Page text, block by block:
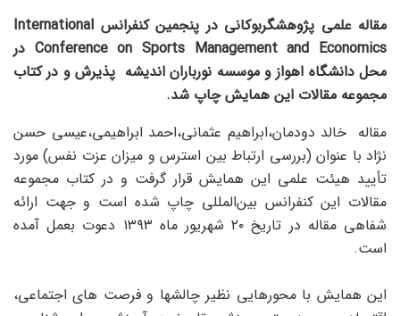
مقاله علمی پژوهشگربوکانی در پنجمین کنفرانس International
Conference on Sports Management and Economics در
محل دانشگاه اهواز و موسسه نورباران اندیشه پذیرش و در کتاب
مجموعه مقالات این همایش چاپ شد.
مقاله خالد دودمان،ابراهیم عثمانی،احمد ابراهیمی،عیسی حسن
نژاد با عنوان (بررسی ارتباط بین استرس و میزان عزت نفس) مورد
تأیید هیئت علمی این همایش قرار گرفت و در کتاب مجموعه
مقالات این کنفرانس بین‌المللی چاپ شده است و جهت ارائه
شفاهی مقاله در تاریخ ۲۰ شهریور ماه ۱۳۹۳ دعوت بعمل آمده
است.
این همایش با محورهایی نظیر چالشها و فرصت های اجتماعی،